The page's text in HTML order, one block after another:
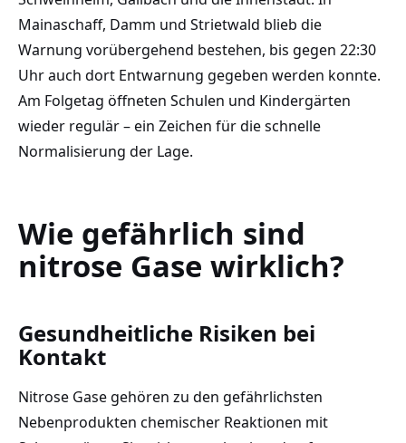
Mainaschaff, Damm und Strietwald blieb die
Warnung vorübergehend bestehen, bis gegen 22:30
Uhr auch dort Entwarnung gegeben werden konnte.
Am Folgetag öffneten Schulen und Kindergärten
wieder regulär – ein Zeichen für die schnelle
Normalisierung der Lage.
Wie gefährlich sind
nitrose Gase wirklich?
Gesundheitliche Risiken bei
Kontakt
Nitrose Gase gehören zu den gefährlichsten
Nebenprodukten chemischer Reaktionen mit